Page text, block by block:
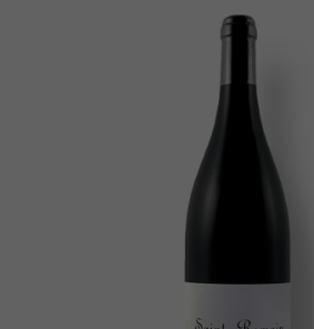
Bodega Garzon
Ver Sacrum